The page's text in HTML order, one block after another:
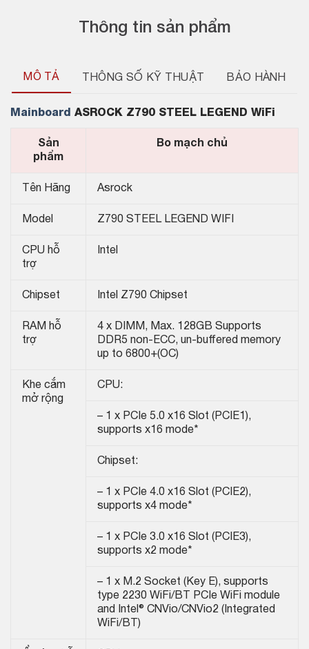
Thông tin sản phẩm
MÔ TẢ THÔNG SỐ KỸ THUẬT BẢO HÀNH
Mainboard ASROCK Z790 STEEL LEGEND WiFi
Sản
phẩm
Bo mạch chủ
Tên Hãng Asrock
Model Z790 STEEL LEGEND WIFI
CPU hỗ
trợ
Intel
Chipset Intel Z790 Chipset
RAM hỗ
trợ
4 x DIMM, Max. 128GB Supports
DDR5 non-ECC, un-buffered memory
up to 6800+(OC)
Khe cắm
mở rộng
CPU:
– 1 x PCIe 5.0 x16 Slot (PCIE1),
supports x16 mode*
Chipset:
– 1 x PCIe 4.0 x16 Slot (PCIE2),
supports x4 mode*
– 1 x PCIe 3.0 x16 Slot (PCIE3),
supports x2 mode*
– 1 x M.2 Socket (Key E), supports
type 2230 WiFi/BT PCIe WiFi module
and Intel® CNVio/CNVio2 (Integrated
WiFi/BT)